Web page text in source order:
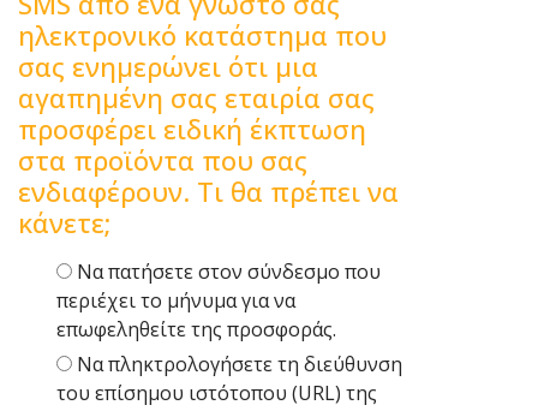
ηλεκτρονικό κατάστημα που
σας ενημερώνει ότι μια
αγαπημένη σας εταιρία σας
προσφέρει ειδική έκπτωση
στα προϊόντα που σας
ενδιαφέρουν. Τι θα πρέπει να
κάνετε;
Να πατήσετε στον σύνδεσμο που
περιέχει το μήνυμα για να
επωφεληθείτε της προσφοράς.
Να πληκτρολογήσετε τη διεύθυνση
του επίσημου ιστότοπου (URL) της